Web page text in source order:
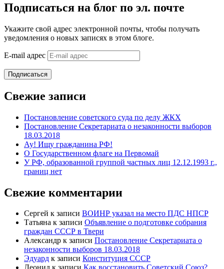
Подписаться на блог по эл. почте
Укажите свой адрес электронной почты, чтобы получать
уведомления о новых записях в этом блоге.
E-mail адрес
Подписаться
Свежие записи
Постановление советского суда по делу ЖКХ
Постановление Секретариата о незаконности выборов
18.03.2018
Ау! Ищу гражданина РФ!
О Государственном флаге на Первомай
У РФ, образованной группой частных лиц 12.12.1993 г.,
границ нет
Свежие комментарии
Сергей к записи ВОИНР указал на место ПДС НПСР
Татьяна к записи Объявление о подготовке собрания
граждан СССР в Твери
Александр к записи Постановление Секретариата о
незаконности выборов 18.03.2018
Эдуард к записи Конституция СССР